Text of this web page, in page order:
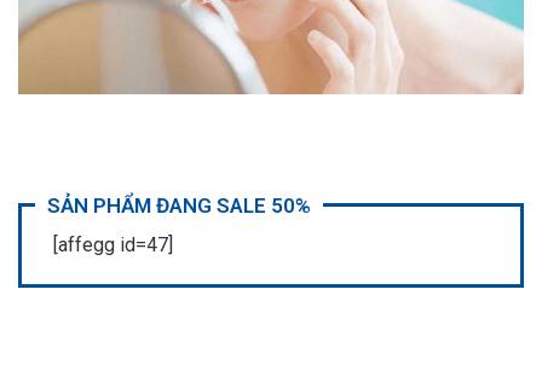
SẢN PHẨM ĐANG SALE 50%
[affegg id=47]